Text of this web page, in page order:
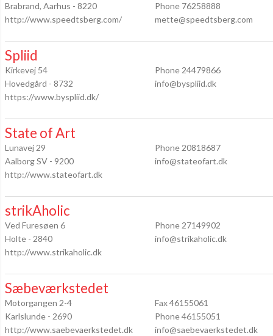
Brabrand, Aarhus - 8220
http://www.speedtsberg.com/
Phone 76258888
mette@speedtsberg.com
Spliid
Kirkevej 54
Hovedgård - 8732
https://www.byspliid.dk/
Phone 24479866
info@byspliid.dk
State of Art
Lunavej 29
Aalborg SV - 9200
http://www.stateofart.dk
Phone 20818687
info@stateofart.dk
strikAholic
Ved Furesøen 6
Holte - 2840
http://www.strikaholic.dk
Phone 27149902
info@strikaholic.dk
Sæbeværkstedet
Motorgangen 2-4
Karlslunde - 2690
http://www.saebevaerkstedet.dk
Fax 46155061
Phone 46155051
info@saebevaerkstedet.dk